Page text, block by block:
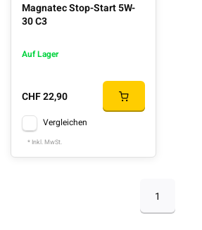
Magnatec Stop-Start 5W-
30 C3
Auf Lager
CHF 22,90
Vergleichen
* Inkl. MwSt.
1